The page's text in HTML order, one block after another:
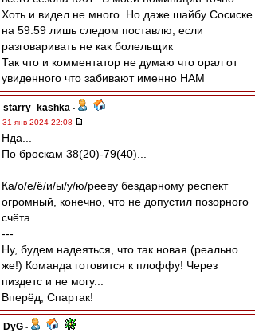
Хоть и видел не много. Но даже шайбу Сосиске
на 59:59 лишь следом поставлю, если
разговаривать не как болельщик
Так что и комментатор не думаю что орал от
увиденного что забивают именно НАМ
starry_kashka -
31 янв 2024 22:08
Нда...
По броскам 38(20)-79(40)...
Ка/о/е/ё/и/ы/у/ю/рееву бездарному респект
огромный, конечно, что не допустил позорного
счёта....
---
Ну, будем надеяться, что так новая (реально
же!) Команда готовится к плоффу! Через
пиздетс и не могу...
Вперёд, Спартак!
DyG -